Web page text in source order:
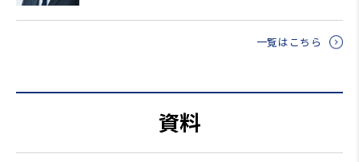
一覧はこちら
資料